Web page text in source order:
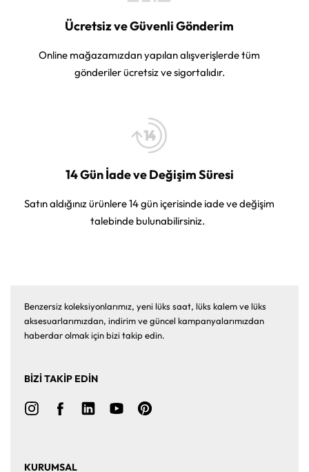
Ücretsiz ve Güvenli Gönderim
Online mağazamızdan yapılan alışverişlerde tüm
gönderiler ücretsiz ve sigortalıdır.
14 Gün İade ve Değişim Süresi
Satın aldığınız ürünlere 14 gün içerisinde iade ve değişim
talebinde bulunabilirsiniz.
Benzersiz koleksiyonlarımız, yeni lüks saat, lüks kalem ve lüks
aksesuarlarımızdan, indirim ve güncel kampanyalarımızdan
haberdar olmak için bizi takip edin.
BİZİ TAKİP EDİN
KURUMSAL